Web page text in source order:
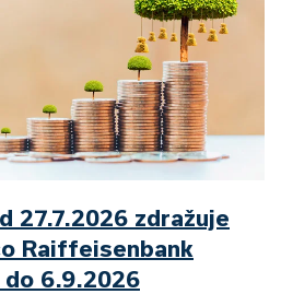
27.7.2026 zdražuje
Raiffeisenbank
6.9.2026